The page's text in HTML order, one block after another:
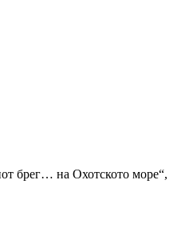
брег… на Охотското море“,